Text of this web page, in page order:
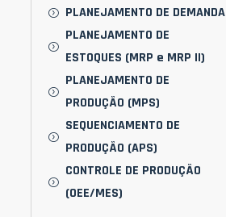
PLANEJAMENTO DE DEMANDA
PLANEJAMENTO DE
ESTOQUES (MRP e MRP II)
PLANEJAMENTO DE
PRODUÇÃO (MPS)
SEQUENCIAMENTO DE
PRODUÇÃO (APS)
CONTROLE DE PRODUÇÃO
(OEE/MES)